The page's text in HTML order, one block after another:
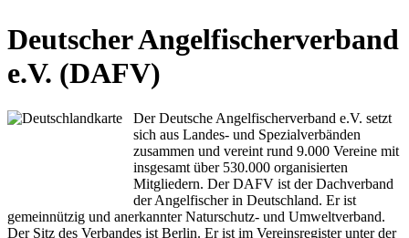
Deutscher Angelfischerverband
e.V. (DAFV)
Der Deutsche Angelfischerverband e.V. setzt
sich aus Landes- und Spezialverbänden
zusammen und vereint rund 9.000 Vereine mit
insgesamt über 530.000 organisierten
Mitgliedern. Der DAFV ist der Dachverband
der Angelfischer in Deutschland. Er ist
gemeinnützig und anerkannter Naturschutz- und Umweltverband.
Der Sitz des Verbandes ist Berlin. Er ist im Vereinsregister unter der